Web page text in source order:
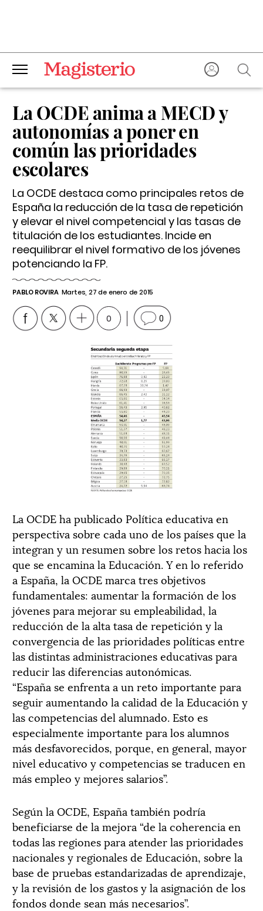
La OCDE anima a MECD y
autonomías a poner en
común las prioridades
escolares
La OCDE destaca como principales retos de
España la reducción de la tasa de repetición
y elevar el nivel competencial y las tasas de
titulación de los estudiantes. Incide en
reequilibrar el nivel formativo de los jóvenes
potenciando la FP.
PABLO ROVIRA Martes, 27 de enero de 2015
0 0
La OCDE ha publicado Política educativa en
perspectiva sobre cada uno de los países que la
integran y un resumen sobre los retos hacia los
que se encamina la Educación. Y en lo referido
a España, la OCDE marca tres objetivos
fundamentales: aumentar la formación de los
jóvenes para mejorar su empleabilidad, la
reducción de la alta tasa de repetición y la
convergencia de las prioridades políticas entre
las distintas administraciones educativas para
reducir las diferencias autonómicas.
“España se enfrenta a un reto importante para
seguir aumentando la calidad de la Educación y
las competencias del alumnado. Esto es
especialmente importante para los alumnos
más desfavorecidos, porque, en general, mayor
nivel educativo y competencias se traducen en
más empleo y mejores salarios”.
Según la OCDE, España también podría
beneficiarse de la mejora “de la coherencia en
todas las regiones para atender las prioridades
nacionales y regionales de Educación, sobre la
base de pruebas estandarizadas de aprendizaje,
y la revisión de los gastos y la asignación de los
fondos donde sean más necesarios”.